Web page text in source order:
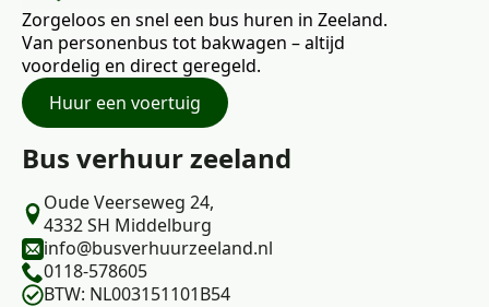
Zorgeloos en snel een bus huren in Zeeland.
Van personenbus tot bakwagen – altijd
voordelig en direct geregeld.
Huur een voertuig
Bus verhuur zeeland
Oude Veerseweg 24,
4332 SH Middelburg
info@busverhuurzeeland.nl
0118-578605
BTW: NL003151101B54